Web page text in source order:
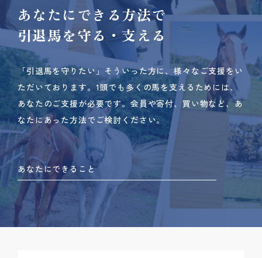
あなたにできる方法で
引退馬を守る・支える
「引退馬を守りたい」そういった方に、様々なご支援をい
ただいております。 1頭でも多くの馬を支えるためには、
あなたのご支援が必要です。 会員や寄付、買い物など、あ
なたにあった方法でご検討ください。
あなたにできること